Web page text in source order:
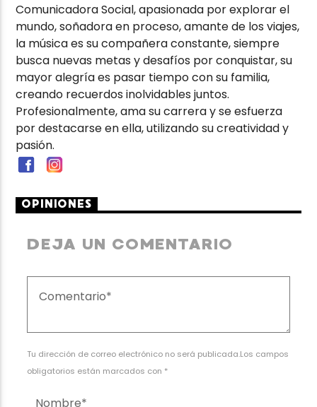
Comunicadora Social, apasionada por explorar el
mundo, soñadora en proceso, amante de los viajes,
la música es su compañera constante, siempre
busca nuevas metas y desafíos por conquistar, su
mayor alegría es pasar tiempo con su familia,
creando recuerdos inolvidables juntos.
Profesionalmente, ama su carrera y se esfuerza
por destacarse en ella, utilizando su creatividad y
pasión.
OPINIONES
DEJA UN COMENTARIO
Tu dirección de correo electrónico no será publicada.Los campos
obligatorios están marcados con *